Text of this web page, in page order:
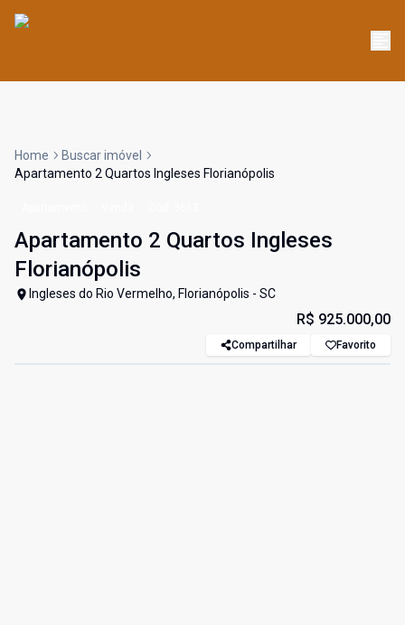
Home
Buscar imóvel
Apartamento 2 Quartos Ingleses Florianópolis
Apartamento 2 Quartos Ingleses
Florianópolis
Ingleses do Rio Vermelho, Florianópolis - SC
R$ 925.000,00
Compartilhar Favorito